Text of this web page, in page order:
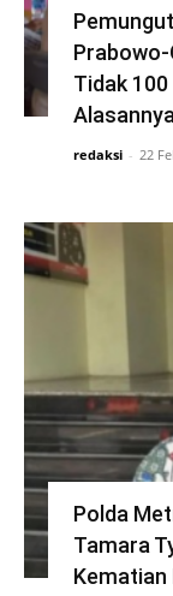
Prabowo-
Tidak
Alasannya
redaksi - 22
Polda
Tamara
Kematian